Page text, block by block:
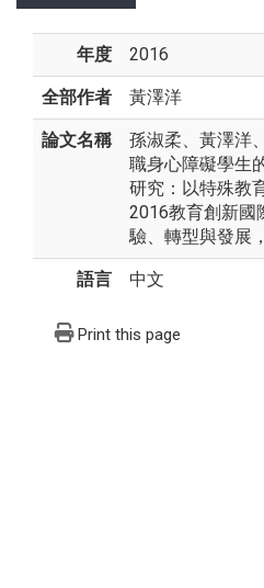
年度 2016
全部作者 黃澤洋
論文名稱
孫淑柔、黃澤洋
職身心障礙學生
研究：以特殊教
2016教育創新國
驗、轉型與發展
語言 中文
Print this page